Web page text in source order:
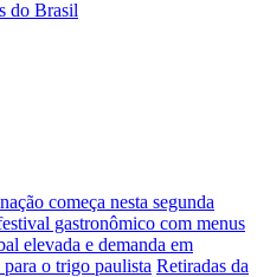
começa nesta segunda
gastronômico com menus
elevada e demanda em
o trigo paulista Retiradas da